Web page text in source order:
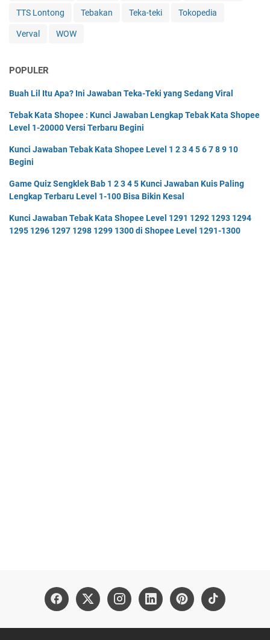
TTS Lontong Tebakan Teka-teki Tokopedia
Verval WOW
POPULER
Buah Lil Itu Apa? Ini Jawaban Teka-Teki yang Sedang Viral
Tebak Kata Shopee : Kunci Jawaban Lengkap Tebak Kata Shopee
Level 1-20000 Versi Terbaru Begini
Kunci Jawaban Tebak Kata Shopee Level 1 2 3 4 5 6 7 8 9 10
Begini
Game Quiz Sengklek Bab 1 2 3 4 5 Kunci Jawaban Kuis Paling
Lengkap Terbaru Level 1-100 Bisa Bikin Kesal
Kunci Jawaban Tebak Kata Shopee Level 1291 1292 1293 1294
1295 1296 1297 1298 1299 1300 di Shopee Level 1291-1300